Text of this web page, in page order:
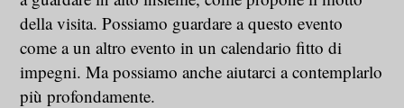
della visita. Possiamo guardare a questo evento
come a un altro evento in un calendario fitto di
impegni. Ma possiamo anche aiutarci a contemplarlo
più profondamente.